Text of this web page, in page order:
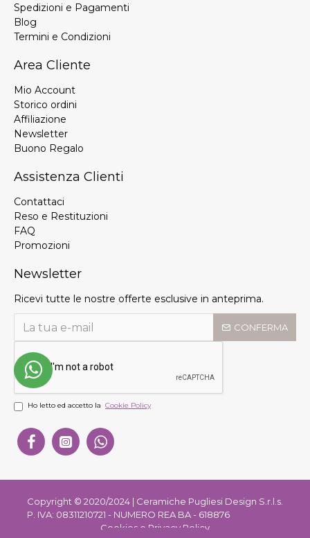
Spedizioni e Pagamenti
Blog
Termini e Condizioni
Area Cliente
Mio Account
Storico ordini
Affiliazione
Newsletter
Buono Regalo
Assistenza Clienti
Contattaci
Reso e Restituzioni
FAQ
Promozioni
Newsletter
Ricevi tutte le nostre offerte esclusive in anteprima.
CONFERMA
Ho letto ed accetto la Cookie Policy
Copyright © 2020/2024 | Ceramiche Pugliesi Design S.r.l.s.
P. IVA: 08311210721 - NUMERO REA BA - 618876
Cookies e Privacy Policy